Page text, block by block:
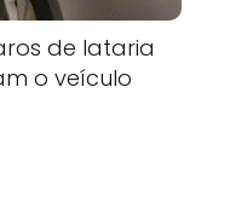
de lataria
o veículo